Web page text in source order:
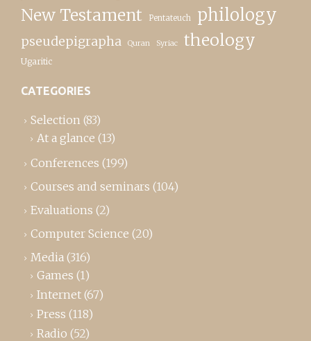
New Testament Pentateuch philology
pseudepigrapha Quran Syriac theology
Ugaritic
CATEGORIES
Selection (83)
At a glance (13)
Conferences (199)
Courses and seminars (104)
Evaluations (2)
Computer Science (20)
Media (316)
Games (1)
Internet (67)
Press (118)
Radio (52)